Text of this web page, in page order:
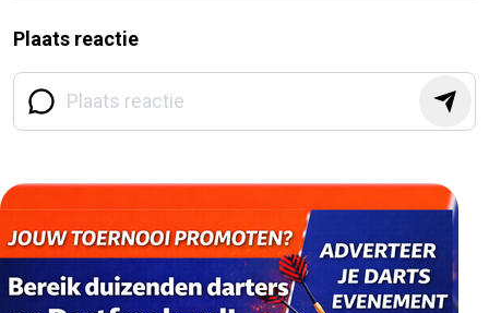
Plaats reactie